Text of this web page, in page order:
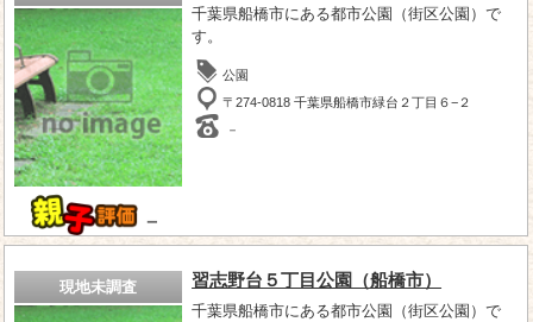
－
千葉県船橋市にある都市公園（街区公園）で
す。
公園
〒274-0818 千葉県船橋市緑台２丁目６−２
－
現地未調査 習志野台５丁目公園（船橋市）
千葉県船橋市にある都市公園（街区公園）で